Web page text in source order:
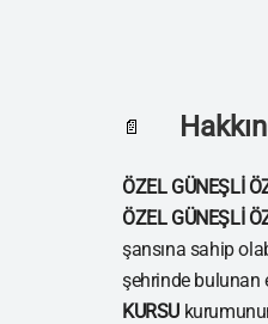
📄
ÖZEL GÜNEŞLİ
ÖZEL GÜNEŞLİ
şansına sahip
şehrinde bulunan
KURSU